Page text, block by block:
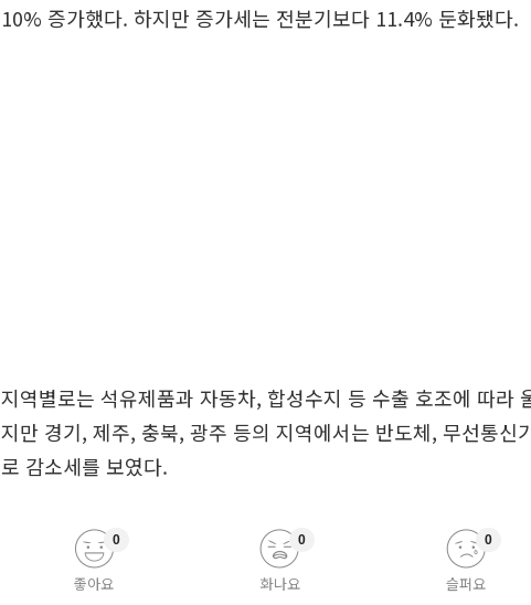
10% 증가했다. 하지만 증가세는 전분기보다 11.4% 둔화됐다.
지역별로는 석유제품과 자동차, 합성수지 등 수출 호조에 따라
지만 경기, 제주, 충북, 광주 등의 지역에서는 반도체, 무선통신
로 감소세를 보였다.
좋아요
0
화나요
0
슬퍼요
0